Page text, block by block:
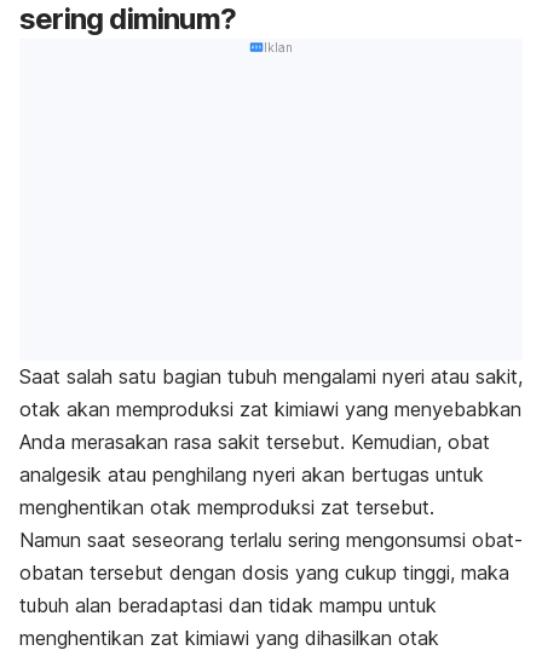
sering diminum?
Iklan
Saat salah satu bagian tubuh mengalami nyeri atau sakit,
otak akan memproduksi zat kimiawi yang menyebabkan
Anda merasakan rasa sakit tersebut. Kemudian, obat
analgesik atau penghilang nyeri akan bertugas untuk
menghentikan otak memproduksi zat tersebut.
Namun saat seseorang terlalu sering mengonsumsi obat-
obatan tersebut dengan dosis yang cukup tinggi, maka
tubuh alan beradaptasi dan tidak mampu untuk
menghentikan zat kimiawi yang dihasilkan otak